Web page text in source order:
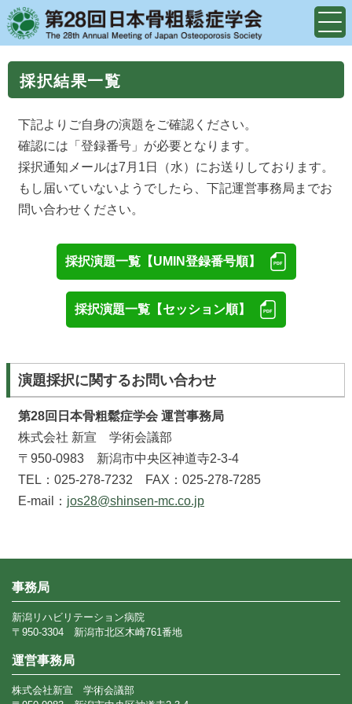
採択結果一覧
下記よりご自身の演題をご確認ください。
確認には「登録番号」が必要となります。
採択通知メールは7月1日（水）にお送りしております。
もし届いていないようでしたら、下記運営事務局までお
問い合わせください。
採択演題一覧【UMIN登録番号順】
採択演題一覧【セッション順】
演題採択に関するお問い合わせ
第28回日本骨粗鬆症学会 運営事務局
株式会社 新宣 学術会議部
〒950-0983 新潟市中央区神道寺2-3-4
TEL：025-278-7232 FAX：025-278-7285
E-mail： jos28@shinsen-mc.co.jp
事務局
新潟リハビリテーション病院
〒950-3304 新潟市北区木崎761番地
運営事務局
株式会社新宣 学術会議部